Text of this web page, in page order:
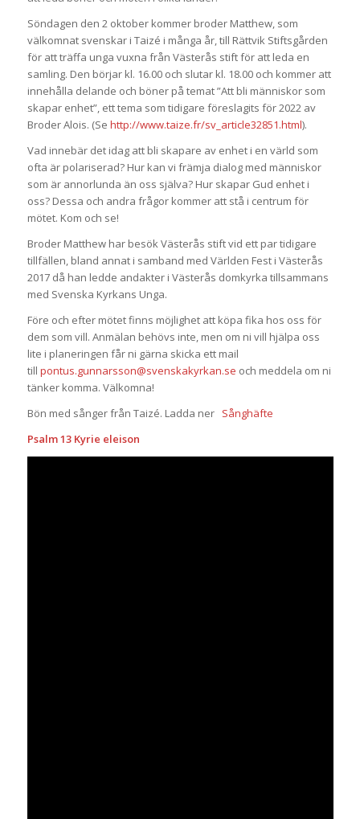
Söndagen den 2 oktober kommer broder Matthew, som
välkomnat svenskar i Taizé i många år, till Rättvik Stiftsgården
för att träffa unga vuxna från Västerås stift för att leda en
samling. Den börjar kl. 16.00 och slutar kl. 18.00 och kommer att
innehålla delande och böner på temat ”Att bli människor som
skapar enhet”, ett tema som tidigare föreslagits för 2022 av
Broder Alois. (Se http://www.taize.fr/sv_article32851.html).
Vad innebär det idag att bli skapare av enhet i en värld som
ofta är polariserad? Hur kan vi främja dialog med människor
som är annorlunda än oss själva? Hur skapar Gud enhet i
oss? Dessa och andra frågor kommer att stå i centrum för
mötet. Kom och se!
Broder Matthew har besök Västerås stift vid ett par tidigare
tillfällen, bland annat i samband med Världen Fest i Västerås
2017 då han ledde andakter i Västerås domkyrka tillsammans
med Svenska Kyrkans Unga.
Före och efter mötet finns möjlighet att köpa fika hos oss för
dem som vill. Anmälan behövs inte, men om ni vill hjälpa oss
lite i planeringen får ni gärna skicka ett mail
till pontus.gunnarsson@svenskakyrkan.se och meddela om ni
tänker komma. Välkomna!
Bön med sånger från Taizé. Ladda ner Sånghäfte
Psalm 13 Kyrie eleison